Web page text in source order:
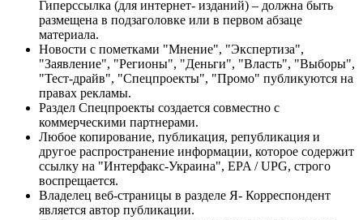
Гиперссылка (для интернет- изданий) – должна быть
размещена в подзаголовке или в первом абзаце
материала.
Новости с пометками "Мнение", "Экспертиза",
"Заявление", "Регионы", "Деньги", "Власть", "Выборы",
"Тест-драйв", "Спецпроекты", "Промо" публикуются на
правах рекламы.
Раздел Спецпроекты создается совместно с
коммерческими партнерами.
Любое копирование, публикация, републикация и
другое распространение информации, которое содержит
ссылку на "Интерфакс-Украина", EPA / UPG, строго
воспрещается.
Владелец веб-страницы в разделе Я- Корреспондент
является автор публикации.